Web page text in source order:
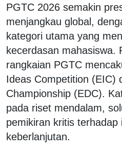
PGTC 2026 semakin
menjangkau global,
kategori utama yang
kecerdasan mahasiswa.
rangkaian PGTC
Ideas Competition (EIC)
Championship (EDC).
pada riset mendalam,
pemikiran kritis
keberlanjutan.